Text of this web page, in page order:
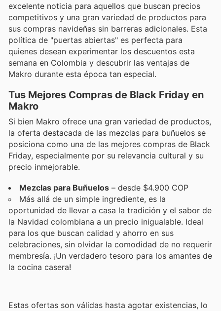
excelente noticia para aquellos que buscan precios
competitivos y una gran variedad de productos para
sus compras navideñas sin barreras adicionales. Esta
política de "puertas abiertas" es perfecta para
quienes desean experimentar los descuentos esta
semana en Colombia y descubrir las ventajas de
Makro durante esta época tan especial.
Tus Mejores Compras de Black Friday en
Makro
Si bien Makro ofrece una gran variedad de productos,
la oferta destacada de las mezclas para buñuelos se
posiciona como una de las mejores compras de Black
Friday, especialmente por su relevancia cultural y su
precio inmejorable.
Mezclas para Buñuelos – desde $4.900 COP
Más allá de un simple ingrediente, es la
oportunidad de llevar a casa la tradición y el sabor de
la Navidad colombiana a un precio inigualable. Ideal
para los que buscan calidad y ahorro en sus
celebraciones, sin olvidar la comodidad de no requerir
membresía. ¡Un verdadero tesoro para los amantes de
la cocina casera!
Estas ofertas son válidas hasta agotar existencias, lo